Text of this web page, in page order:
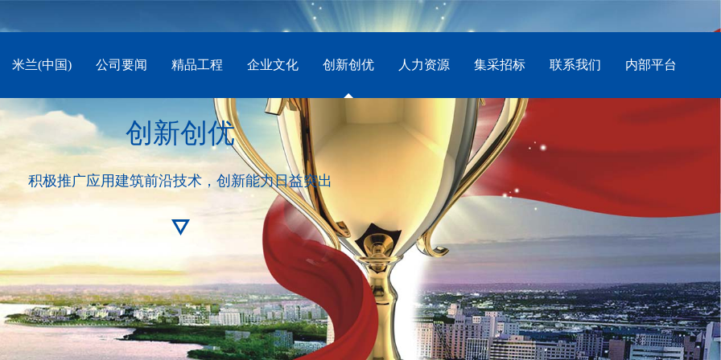
内部平台
联系我们
集采招标
人力资源
创新创优
企业文化
精品工程
公司要闻
米兰(中国)
创新创优
积极推广应用建筑前沿技术，创新能力日益突出